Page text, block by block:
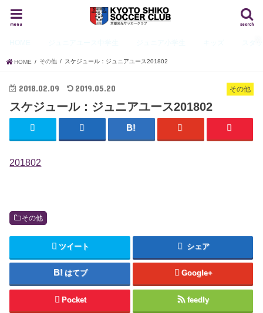
search
menu
HOME その他 スケジュール：ジュニアユース201802
その他
2018.02.09 2019.05.20
スケジュール：ジュニアユース201802
201802
その他
ツイート シェア
はてブ Google+
Pocket feedly